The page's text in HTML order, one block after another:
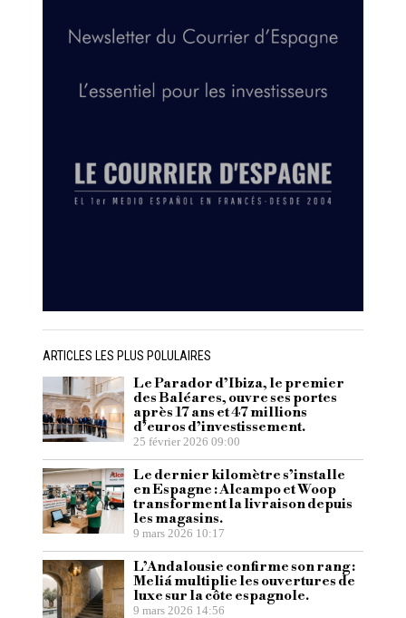
ARTICLES LES PLUS POLULAIRES
Le Parador d’Ibiza, le premier
des Baléares, ouvre ses portes
après 17 ans et 47 millions
d’euros d’investissement.
25 février 2026 09:00
Le dernier kilomètre s’installe
en Espagne : Alcampo et Woop
transforment la livraison depuis
les magasins.
9 mars 2026 10:17
L’Andalousie confirme son rang :
Meliá multiplie les ouvertures de
luxe sur la côte espagnole.
9 mars 2026 14:56